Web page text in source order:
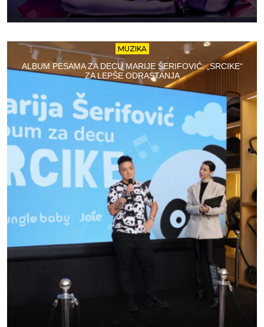
MUZIKA
ALBUM PESAMA ZA DECU MARIJE ŠERIFOVIĆ: „SRCIKE“
ZA LEPŠE ODRASTANJA